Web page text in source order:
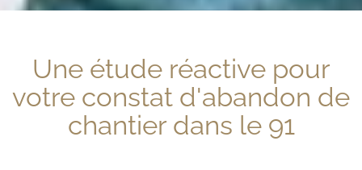
Une étude réactive pour
votre constat d'abandon de
chantier dans le 91